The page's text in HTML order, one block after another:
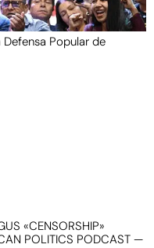
Popular de
«CENSORSHIP»
POLITICS PODCAST —